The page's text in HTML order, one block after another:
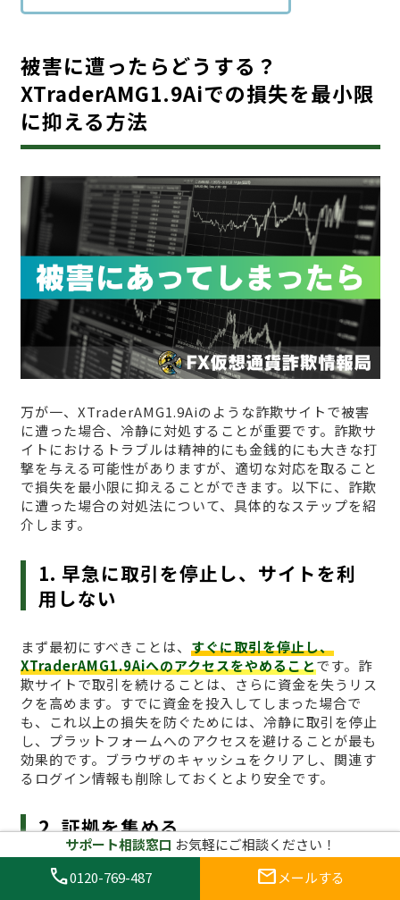
被害に遭ったらどうする？
XTraderAMG1.9Aiでの損失を最小限
に抑える方法
万が一、XTraderAMG1.9Aiのような詐欺サイトで被害
に遭った場合、冷静に対処することが重要です。詐欺サ
イトにおけるトラブルは精神的にも金銭的にも大きな打
撃を与える可能性がありますが、適切な対応を取ること
で損失を最小限に抑えることができます。以下に、詐欺
に遭った場合の対処法について、具体的なステップを紹
介します。
1. 早急に取引を停止し、サイトを利
用しない
まず最初にすべきことは、 すぐに取引を停止し、
XTraderAMG1.9Aiへのアクセスをやめることです。詐
欺サイトで取引を続けることは、さらに資金を失うリス
クを高めます。すでに資金を投入してしまった場合で
も、これ以上の損失を防ぐためには、冷静に取引を停止
し、プラットフォームへのアクセスを避けることが最も
効果的です。ブラウザのキャッシュをクリアし、関連す
るログイン情報も削除しておくとより安全です。
2. 証拠を集める
詐欺に遭った場合、証拠を集めることが非常に重要
サポート相談窓口 お気軽にご相談ください！
call0120-769-487 mail メールする